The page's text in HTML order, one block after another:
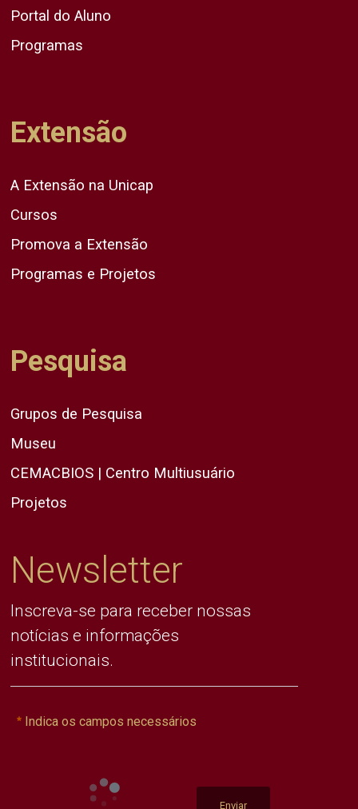
Portal do Aluno
Programas
Extensão
A Extensão na Unicap
Cursos
Promova a Extensão
Programas e Projetos
Pesquisa
Grupos de Pesquisa
Museu
CEMACBIOS | Centro Multiusuário
Projetos
Newsletter
Inscreva-se para receber nossas
notícias e informações
institucionais.
Indica os campos necessários
Enviar